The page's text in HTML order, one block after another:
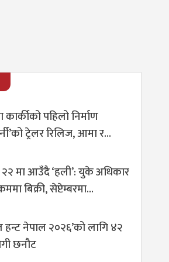
कार्कीको पहिलो निर्माण
ट्रेलर रिलिज, आमा र…
मा आउँदै ‘हली’: युके अधिकार
बिक्री, सेप्टेम्बरमा…
हन्ट नेपाल २०२६’को लागि ४२
छनौट